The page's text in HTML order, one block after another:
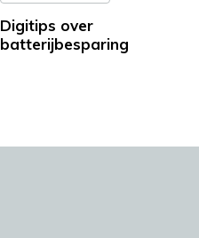
Digitips over
batterijbesparing